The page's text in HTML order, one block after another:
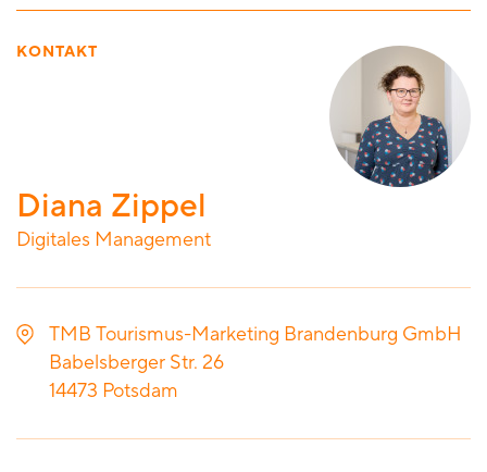
KONTAKT
Diana Zippel
Digitales Management
TMB Tourismus-Marketing Brandenburg GmbH
Babelsberger Str. 26
14473 Potsdam